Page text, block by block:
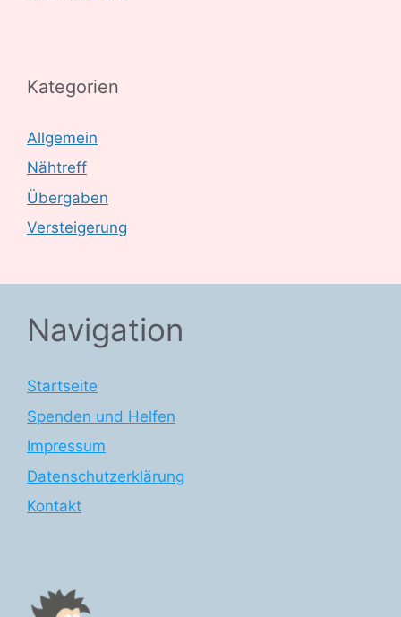
Kategorien
Allgemein
Nähtreff
Übergaben
Versteigerung
Navigation
Startseite
Spenden und Helfen
Impressum
Datenschutzerklärung
Kontakt